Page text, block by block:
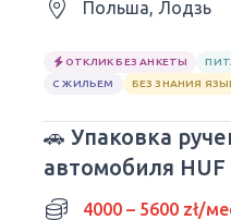
Польша, Лодзь
ОТКЛИК БЕЗ АНКЕТЫ
С ЖИЛЬЕМ
БЕЗ ЗНАНИЯ
🚗 Упаковка
автомобиля HUF
долларов |
4000 – 5600 zł/